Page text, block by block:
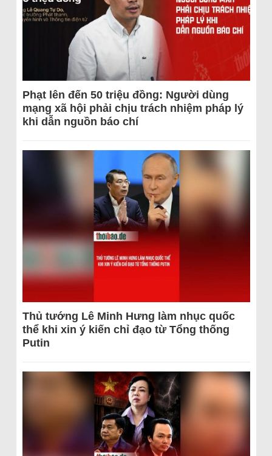
Phạt lên đến 50 triệu đồng: Người dùng
mạng xã hội phải chịu trách nhiệm pháp lý
khi dẫn nguồn báo chí
Thủ tướng Lê Minh Hưng làm nhục quốc
thể khi xin ý kiến chỉ đạo từ Tổng thống
Putin